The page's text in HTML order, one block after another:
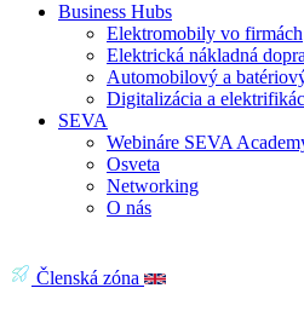
Business Hubs
Elektromobily vo firmách
Elektrická nákladná
Automobilový a
Digitalizácia a
SEVA
Webináre SEVA
Osveta
Networking
O nás
Členská zóna